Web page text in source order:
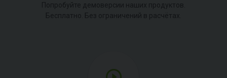
Попробуйте демоверсии наших продуктов.
Бесплатно. Без ограничений в расчётах.